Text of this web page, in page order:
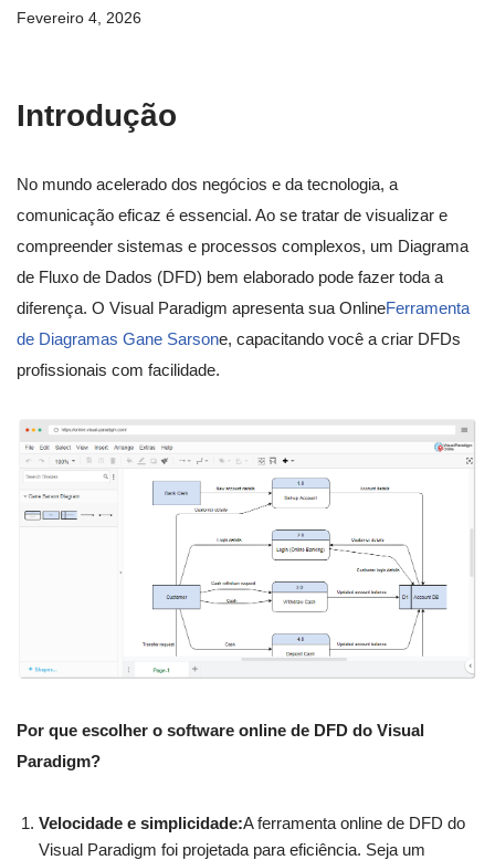
Fevereiro 4, 2026
Introdução
No mundo acelerado dos negócios e da tecnologia, a
comunicação eficaz é essencial. Ao se tratar de visualizar e
compreender sistemas e processos complexos, um Diagrama
de Fluxo de Dados (DFD) bem elaborado pode fazer toda a
diferença. O Visual Paradigm apresenta sua OnlineFerramenta
de Diagramas Gane Sarsone, capacitando você a criar DFDs
profissionais com facilidade.
Por que escolher o software online de DFD do Visual
Paradigm?
Velocidade e simplicidade:A ferramenta online de DFD do
Visual Paradigm foi projetada para eficiência. Seja um